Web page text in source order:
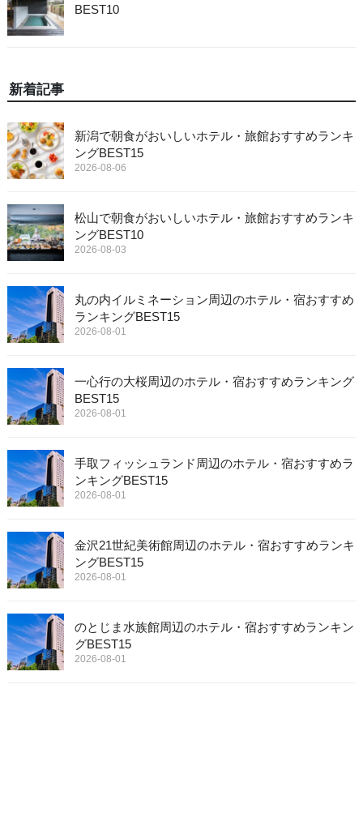
BEST10
新着記事
新潟で朝食がおいしいホテル・旅館おすすめランキ
ングBEST15
2026-08-06
松山で朝食がおいしいホテル・旅館おすすめランキ
ングBEST10
2026-08-03
丸の内イルミネーション周辺のホテル・宿おすすめ
ランキングBEST15
2026-08-01
一心行の大桜周辺のホテル・宿おすすめランキング
BEST15
2026-08-01
手取フィッシュランド周辺のホテル・宿おすすめラ
ンキングBEST15
2026-08-01
金沢21世紀美術館周辺のホテル・宿おすすめランキ
ングBEST15
2026-08-01
のとじま水族館周辺のホテル・宿おすすめランキン
グBEST15
2026-08-01